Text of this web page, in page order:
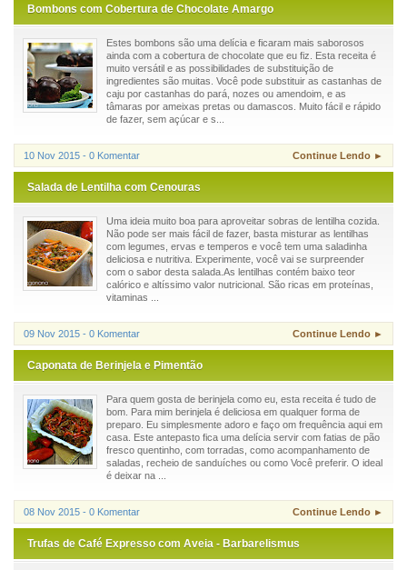
Bombons com Cobertura de Chocolate Amargo
Estes bombons são uma delícia e ficaram mais saborosos
ainda com a cobertura de chocolate que eu fiz. Esta receita é
muito versátil e as possibilidades de substituição de
ingredientes são muitas. Você pode substituir as castanhas de
caju por castanhas do pará, nozes ou amendoim, e as
tâmaras por ameixas pretas ou damascos. Muito fácil e rápido
de fazer, sem açúcar e s...
10 Nov 2015 - 0 Komentar Continue Lendo ►
Salada de Lentilha com Cenouras
Uma ideia muito boa para aproveitar sobras de lentilha cozida.
Não pode ser mais fácil de fazer, basta misturar as lentilhas
com legumes, ervas e temperos e você tem uma saladinha
deliciosa e nutritiva. Experimente, você vai se surpreender
com o sabor desta salada.As lentilhas contém baixo teor
calórico e altíssimo valor nutricional. São ricas em proteínas,
vitaminas ...
09 Nov 2015 - 0 Komentar Continue Lendo ►
Caponata de Berinjela e Pimentão
Para quem gosta de berinjela como eu, esta receita é tudo de
bom. Para mim berinjela é deliciosa em qualquer forma de
preparo. Eu simplesmente adoro e faço om frequência aqui em
casa. Este antepasto fica uma delícia servir com fatias de pão
fresco quentinho, com torradas, como acompanhamento de
saladas, recheio de sanduíches ou como Você preferir. O ideal
é deixar na ...
08 Nov 2015 - 0 Komentar Continue Lendo ►
Trufas de Café Expresso com Aveia - Barbarelismus